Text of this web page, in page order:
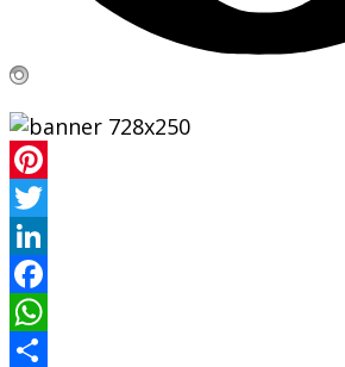
Pinterest
Twitter
LinkedIn
Facebook
WhatsApp